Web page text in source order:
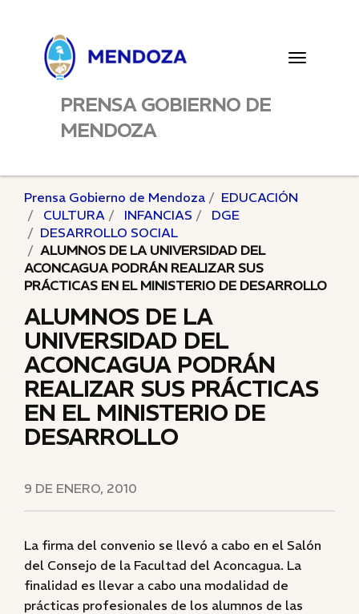
Toggle
PRENSA GOBIERNO DE
MENDOZA
Prensa Gobierno de Mendoza
EDUCACIÓN
CULTURA
INFANCIAS
DGE
DESARROLLO SOCIAL
ALUMNOS DE LA UNIVERSIDAD DEL
ACONCAGUA PODRÁN REALIZAR SUS
PRÁCTICAS EN EL MINISTERIO DE DESARROLLO
ALUMNOS DE LA
UNIVERSIDAD DEL
ACONCAGUA PODRÁN
REALIZAR SUS PRÁCTICAS
EN EL MINISTERIO DE
DESARROLLO
9 DE ENERO, 2010
La firma del convenio se llevó a cabo en el Salón
del Consejo de la Facultad del Aconcagua. La
finalidad es llevar a cabo una modalidad de
prácticas profesionales de los alumnos de las